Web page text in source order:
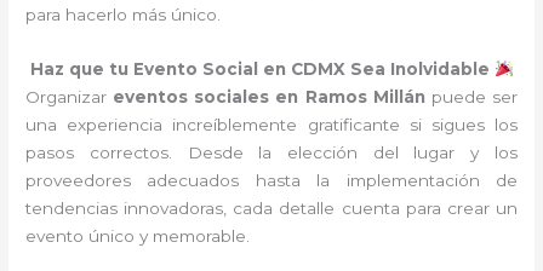
para hacerlo más único.
Haz que tu Evento Social en CDMX Sea Inolvidable
Organizar eventos sociales en Ramos Millán puede ser
una experiencia increíblemente gratificante si sigues los
pasos correctos. Desde la elección del lugar y los
proveedores adecuados hasta la implementación de
tendencias innovadoras, cada detalle cuenta para crear un
evento único y memorable.